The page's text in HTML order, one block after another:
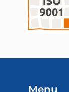
Menu